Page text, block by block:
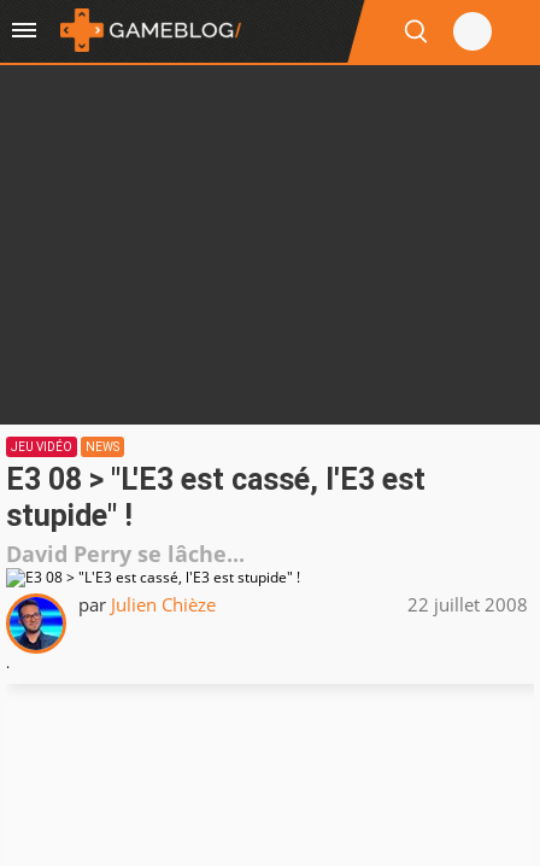
JEU VIDÉO NEWS
E3 08 > "L'E3 est cassé, l'E3 est
stupide" !
David Perry se lâche...
par Julien Chièze 22 juillet 2008
.